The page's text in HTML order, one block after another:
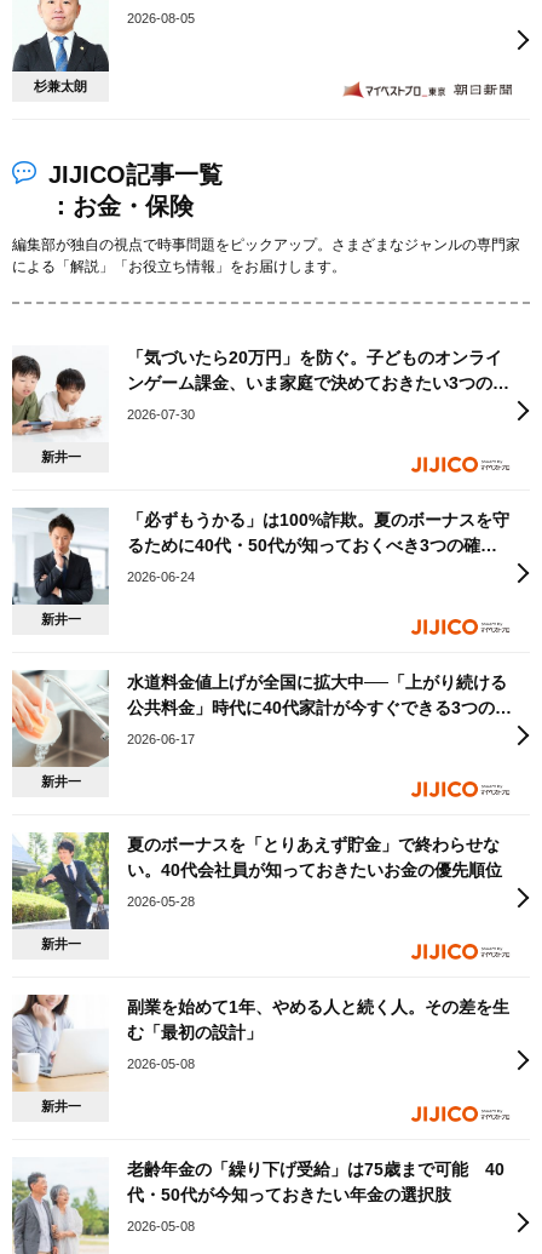
杉兼太朗
2026-08-05
JIJICO記事一覧
：お金・保険
編集部が独自の視点で時事問題をピックアップ。さまざまなジャンルの専門家
による「解説」「お役立ち情報」をお届けします。
新井一
「気づいたら20万円」を防ぐ。子どものオンライ
ンゲーム課金、いま家庭で決めておきたい3つのル
ール
2026-07-30
新井一
「必ずもうかる」は100%詐欺。夏のボーナスを守
るために40代・50代が知っておくべき3つの確認
点
2026-06-24
新井一
水道料金値上げが全国に拡大中──「上がり続ける
公共料金」時代に40代家計が今すぐできる3つの備
え
2026-06-17
新井一
夏のボーナスを「とりあえず貯金」で終わらせな
い。40代会社員が知っておきたいお金の優先順位
2026-05-28
新井一
副業を始めて1年、やめる人と続く人。その差を生
む「最初の設計」
2026-05-08
老齢年金の「繰り下げ受給」は75歳まで可能 40
代・50代が今知っておきたい年金の選択肢
2026-05-08